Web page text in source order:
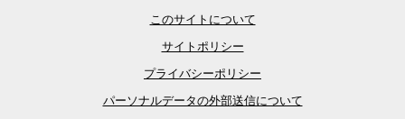
このサイトについて
サイトポリシー
プライバシーポリシー
パーソナルデータの外部送信について